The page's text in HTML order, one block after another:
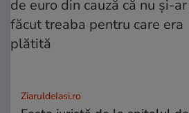
ZiaruldeIasi.ro